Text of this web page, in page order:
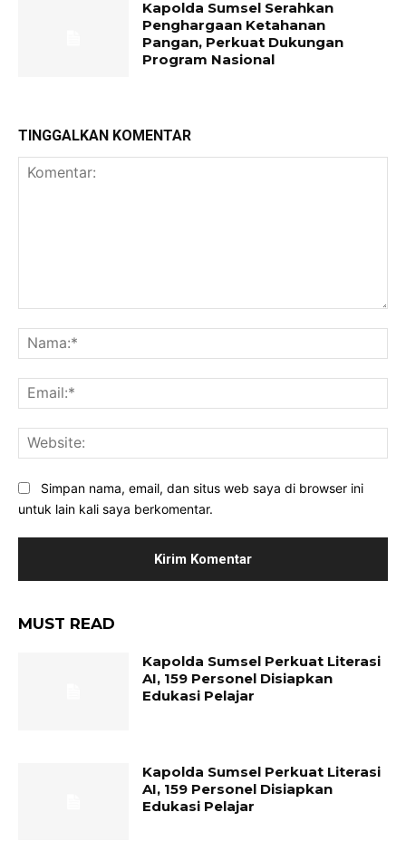
Kapolda Sumsel Serahkan
Penghargaan Ketahanan
Pangan, Perkuat Dukungan
Program Nasional
TINGGALKAN KOMENTAR
Simpan nama, email, dan situs web saya di browser ini
untuk lain kali saya berkomentar.
MUST READ
Kapolda Sumsel Perkuat Literasi
AI, 159 Personel Disiapkan
Edukasi Pelajar
Kapolda Sumsel Perkuat Literasi
AI, 159 Personel Disiapkan
Edukasi Pelajar